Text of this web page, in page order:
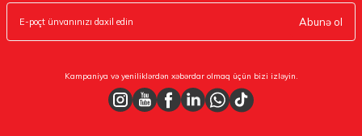
Abunə ol
Kampaniya və yeniliklərdən xəbərdar olmaq üçün bizi izləyin.